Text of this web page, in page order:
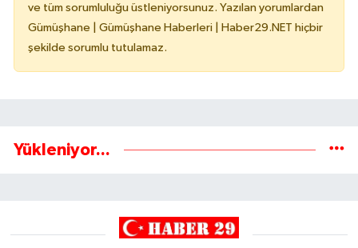
ve tüm sorumluluğu üstleniyorsunuz. Yazılan yorumlardan
Gümüşhane | Gümüşhane Haberleri | Haber29.NET hiçbir
şekilde sorumlu tutulamaz.
Yükleniyor...